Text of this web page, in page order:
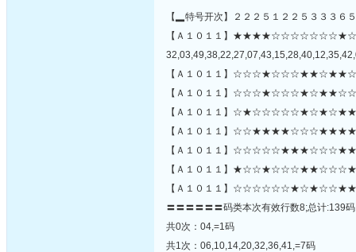
【▂特号开次】２２２５１２２５３３３６
【Ａ１０１１】
【Ａ１０１１】
【Ａ１０１１】
【Ａ１０１１】
【Ａ１０１１】
【Ａ１０１１】
【Ａ１０１１】
【Ａ１０１１】
〓〓〓〓〓〓码类本次有效行数8;总计:139
共0次：04,=1码
共1次：06,10,14,20,32,36,41,=7码